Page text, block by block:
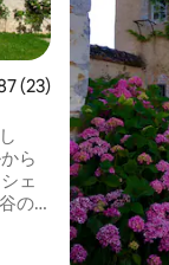
ー23件、5つ星中
(23)
ェ
の